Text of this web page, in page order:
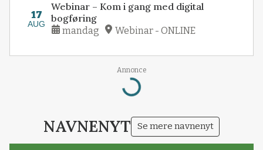
17
AUG
Webinar – Kom i gang med digital
bogføring
mandag Webinar - ONLINE
Annonce
Loading...
NAVNENYT Se mere navnenyt